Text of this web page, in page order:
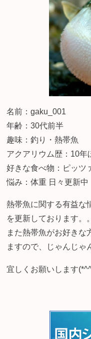
名前：gaku_001
年齢：30代前半
趣味：釣り・熱帯魚
アクアリウム歴：10年
好きな食べ物：ピッツ
悩み：体重 日々更新中
熱帯魚に関する有益な
を更新しております。
また熱帯魚がお好きな
ますので、じゃんじゃ
宜しくお願いします